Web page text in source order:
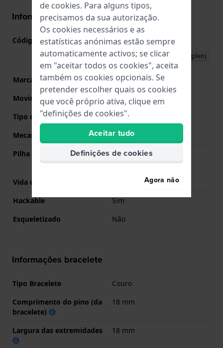
Informações movimento
Código do movimento nº 2025(Ver especificações
Descarregar o manual (English)
Marca de movimento
Miyota
Movimento suíço
Não
Tipo de Mostrador
Analógico
Mecanismo
Quartzo
Pilha
Pilha Renata R377 377 /
SR626SW / SG4
Vida útil da pilha
Hackable
Sim
Esqueletizado
Não
Informações bracelete
Tipo Bracelete
Couro
Comprimento do pino (da
bracelete)
18 mm
Largura das extremidades 18 mm
de cookies. Para alguns tipos,
precisamos da sua autorização.
Os cookies necessários e as
estatísticas anónimas estão sempre
automaticamente activos; se clicar
em "aceitar todos os cookies", aceita
também os cookies opcionais. Se
pretender escolher quais os cookies
que você próprio ativa, clique em
"definições de cookies".
Aceitar tudo
Definições de cookies
Agora não